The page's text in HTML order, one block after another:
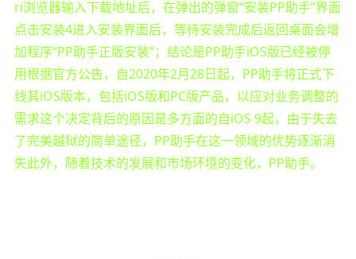
ri浏览器输入下载地址后，在弹出的弹窗“安装PP助手”界面
点击安装4进入安装界面后，等待安装完成后返回桌面会增
加程序“PP助手正版安装”；结论是PP助手iOS版已经被停
用根据官方公告，自2020年2月28日起，PP助手将正式下
线其iOS版本，包括iOS版和PC版产品，以应对业务调整的
需求这个决定背后的原因是多方面的自iOS 9起，由于失去
了完美越狱的简单途径，PP助手在这一领域的优势逐渐消
失此外，随着技术的发展和市场环境的变化，PP助手。